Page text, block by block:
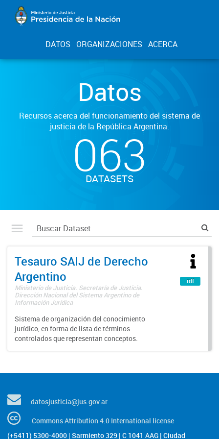
DATOS ORGANIZACIONES ACERCA
Datos
Recursos acerca del funcionamiento del sistema de
justicia de la República Argentina.
063
DATASETS
Tesauro SAIJ de Derecho
Argentino
Ministerio de Justicia. Secretaría de Justicia.
Dirección Nacional del Sistema Argentino de
Información Jurídica
Sistema de organización del conocimiento
jurídico, en forma de lista de términos
controlados que representan conceptos.
rdf
datosjusticia@jus.gov.ar
Commons Attribution 4.0 International license
(+5411) 5300-4000 | Sarmiento 329 | C 1041 AAG | Ciudad